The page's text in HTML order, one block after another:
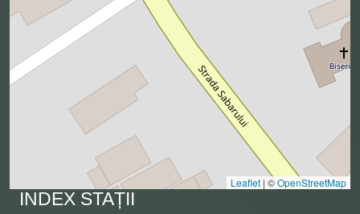
Leaflet | ©OpenStreetMap
INDEX STAȚII